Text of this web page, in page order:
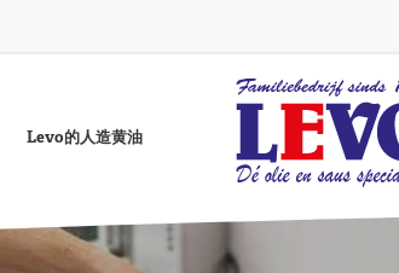
Levo的人造黄油